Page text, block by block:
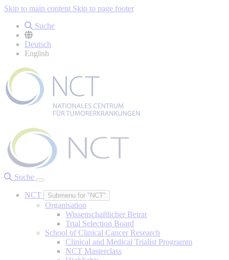
Skip to main content Skip to page footer
Suche
Deutsch
English
Suche
NCT Submenu for "NCT"
Organisation
Wissenschaftlicher Beirat
Trial Selection Board
School of Clinical Cancer Research
Clinical and Medical Trialist Programm
NCT Masterclass